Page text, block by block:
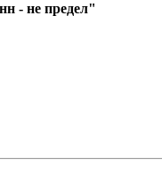
- не предел"